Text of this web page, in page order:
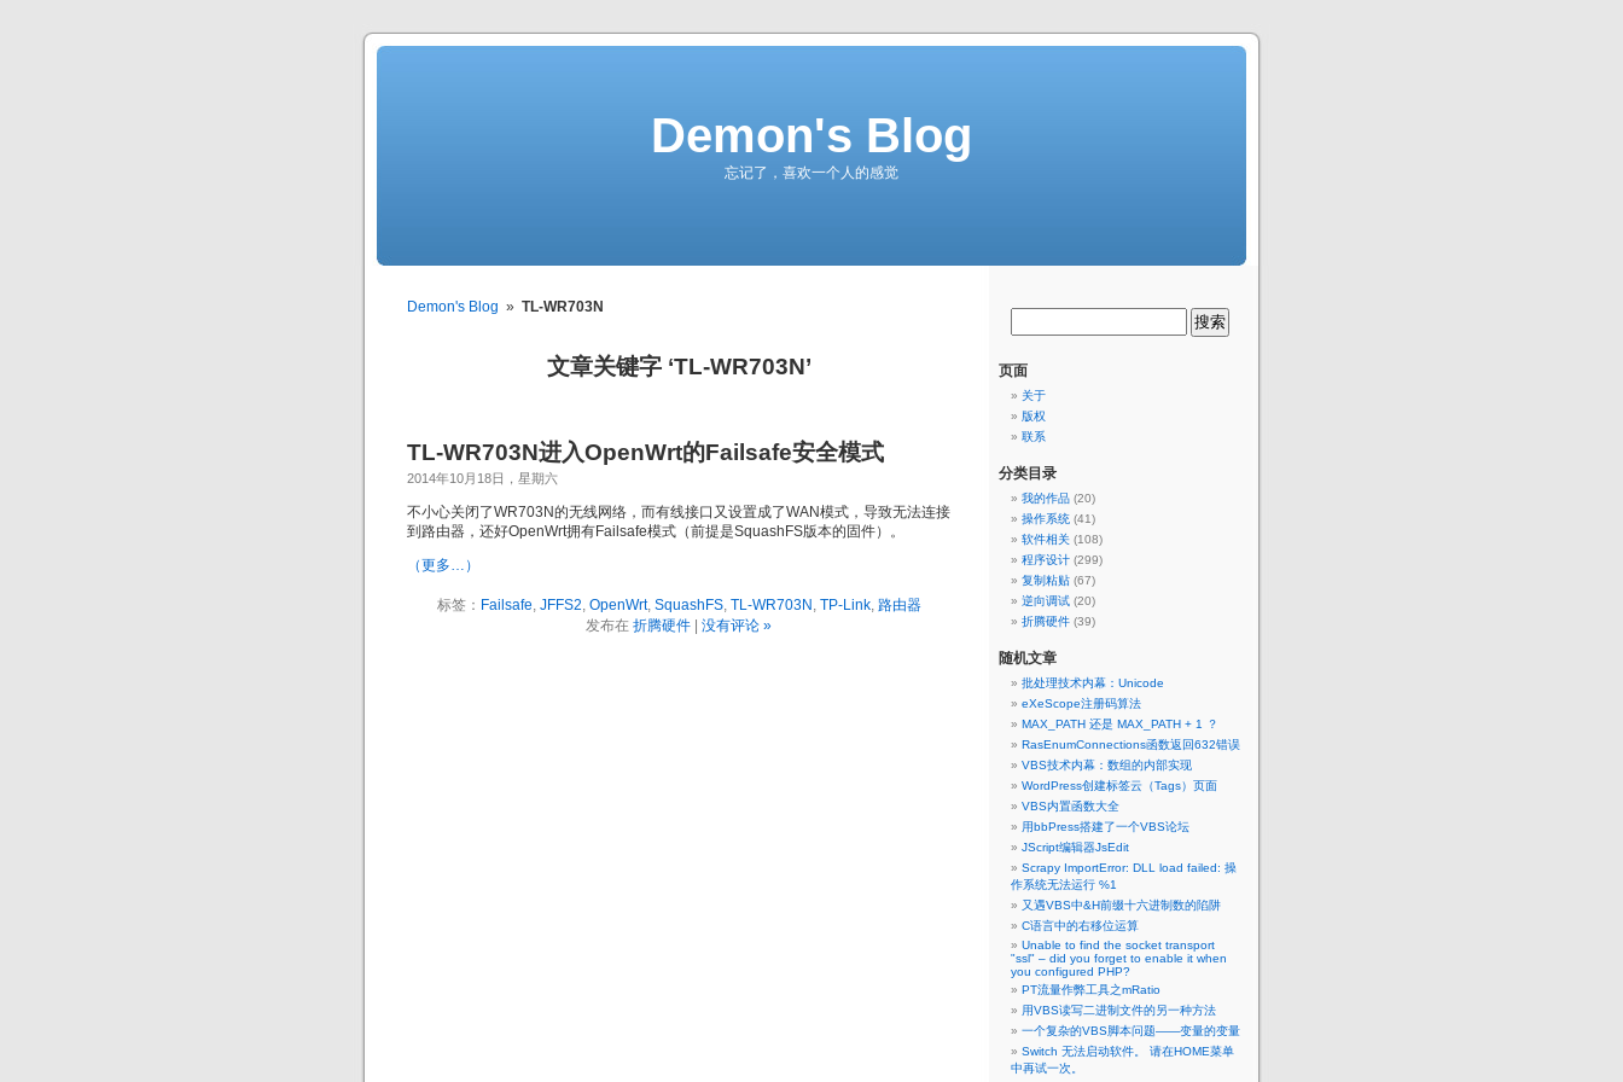
Demon's Blog
忘记了，喜欢一个人的感觉
Demon's Blog » TL-WR703N
文章关键字 ‘TL-WR703N’
TL-WR703N进入OpenWrt的Failsafe安全模式
2014年10月18日，星期六
不小心关闭了WR703N的无线网络，而有线接口又设置成了WAN模式，导致无法连接
到路由器，还好OpenWrt拥有Failsafe模式（前提是SquashFS版本的固件）。
（更多…）
标签： Failsafe, JFFS2, OpenWrt, SquashFS, TL-WR703N , TP-Link, 路由器
发布在 折腾硬件 没有评论 »
页面
关于
版权
联系
分类目录
我的作品 (20)
操作系统 (41)
软件相关 (108)
程序设计 (299)
复制粘贴 (67)
逆向调试 (20)
折腾硬件 (39)
随机文章
批处理技术内幕：Unicode
eXeScope注册码算法
MAX_PATH 还是 MAX_PATH + 1 ？
RasEnumConnections函数返回632错误
VBS技术内幕：数组的内部实现
WordPress创建标签云（Tags）页面
VBS内置函数大全
用bbPress搭建了一个VBS论坛
JScript编辑器JsEdit
Scrapy ImportError: DLL load failed: 操
作系统无法运行 %1
又遇VBS中&H前缀十六进制数的陷阱
C语言中的右移位运算
Unable to find the socket transport
"ssl" – did you forget to enable it when
you configured PHP?
PT流量作弊工具之mRatio
用VBS读写二进制文件的另一种方法
一个复杂的VBS脚本问题——变量的变量
Switch 无法启动软件。 请在HOME菜单
中再试一次。